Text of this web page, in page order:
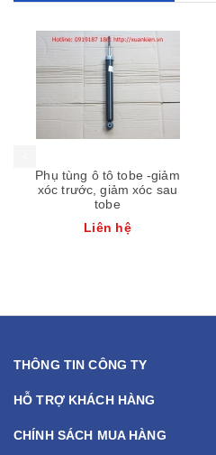
Phụ tùng ô tô tobe -giảm
xóc trước, giảm xóc sau
tobe
Liên hệ
THÔNG TIN CÔNG TY
HỖ TRỢ KHÁCH HÀNG
CHÍNH SÁCH MUA HÀNG